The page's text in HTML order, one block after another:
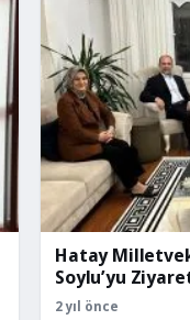
Hatay
Soylu’yu
2 yıl önce